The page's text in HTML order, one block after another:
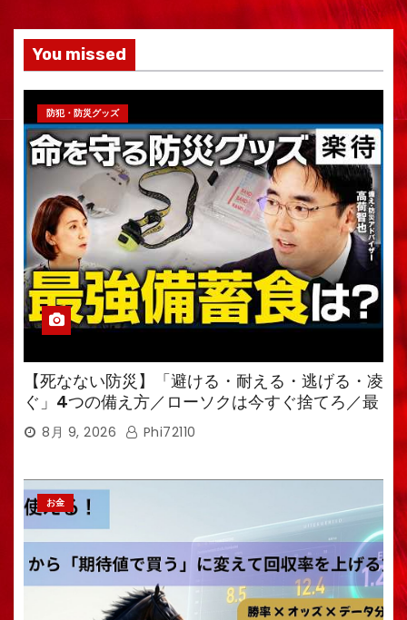
You missed
防犯・防災グッズ
【死なない防災】「避ける・耐える・逃げる・凌
ぐ」4つの備え方／ローソクは今すぐ捨てろ／最
強備蓄食は「羊羹」／トイレ備蓄がなければ食料
も無意味
8月 9, 2026 Phi72110
お金